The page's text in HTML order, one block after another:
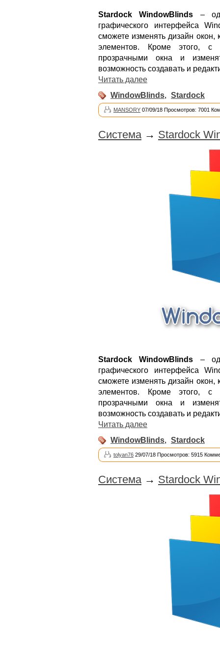
Stardock WindowBlinds –
графического интерфейса
сможете изменять дизайн окон,
элементов. Кроме этого, с
прозрачными окна и
возможность создавать и
Читать далее
WindowBlinds, Stardock
MANSORY 07/09/18 Просмотров: 7001
Система → Stardock
Stardock WindowBlinds –
графического интерфейса
сможете изменять дизайн окон,
элементов. Кроме этого, с
прозрачными окна и
возможность создавать и
Читать далее
WindowBlinds, Stardock
tolyan76 29/07/18 Просмотров: 5915
Система → Stardock